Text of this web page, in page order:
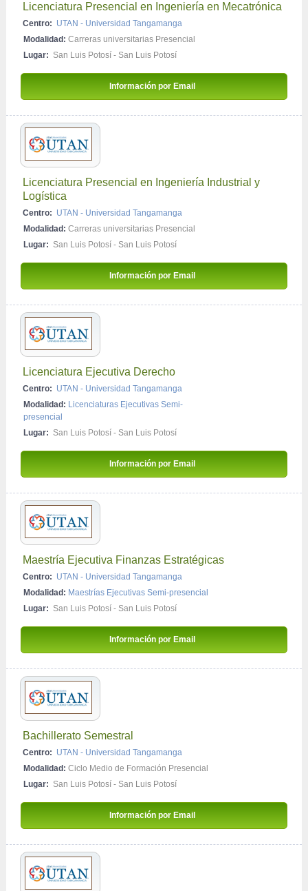
Licenciatura Presencial en Ingeniería en Mecatrónica
Centro: UTAN - Universidad Tangamanga
Modalidad: Carreras universitarias Presencial
Lugar: San Luis Potosí - San Luis Potosí
Información por Email
Licenciatura Presencial en Ingeniería Industrial y
Logística
Centro: UTAN - Universidad Tangamanga
Modalidad: Carreras universitarias Presencial
Lugar: San Luis Potosí - San Luis Potosí
Información por Email
Licenciatura Ejecutiva Derecho
Centro: UTAN - Universidad Tangamanga
Modalidad: Licenciaturas Ejecutivas Semi-
presencial
Lugar: San Luis Potosí - San Luis Potosí
Información por Email
Maestría Ejecutiva Finanzas Estratégicas
Centro: UTAN - Universidad Tangamanga
Modalidad: Maestrías Ejecutivas Semi-presencial
Lugar: San Luis Potosí - San Luis Potosí
Información por Email
Bachillerato Semestral
Centro: UTAN - Universidad Tangamanga
Modalidad: Ciclo Medio de Formación Presencial
Lugar: San Luis Potosí - San Luis Potosí
Información por Email